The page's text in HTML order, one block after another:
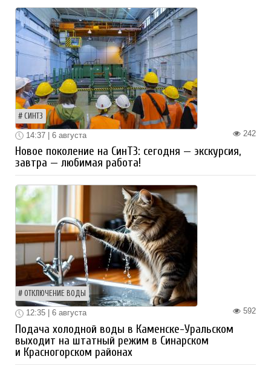
СИНТЗ
242
14:37 | 6 августа
Новое поколение на СинТЗ: сегодня — экскурсия,
завтра — любимая работа!
ОТКЛЮЧЕНИЕ ВОДЫ
592
12:35 | 6 августа
Подача холодной воды в Каменске-Уральском
выходит на штатный режим в Синарском
и Красногорском районах